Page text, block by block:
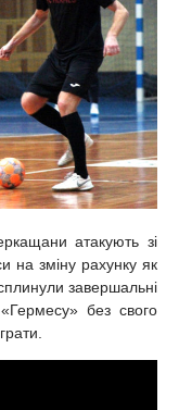
атакують зі
на зміну рахунку як
завершальні
без свого